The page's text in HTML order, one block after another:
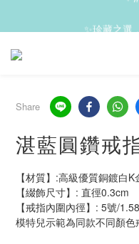
Share
湛藍圓鑽戒
【材質】:高級優質銅鍍白
【綴飾尺寸】
【戒指內圍內徑】: 5號/
模特兒示範為同款不同顏色